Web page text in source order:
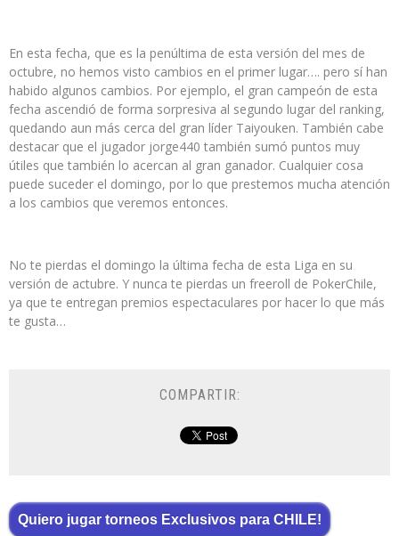
En esta fecha, que es la penúltima de esta versión del mes de
octubre, no hemos visto cambios en el primer lugar…. pero sí han
habido algunos cambios. Por ejemplo, el gran campeón de esta
fecha ascendió de forma sorpresiva al segundo lugar del ranking,
quedando aun más cerca del gran líder Taiyouken. También cabe
destacar que el jugador jorge440 también sumó puntos muy
útiles que también lo acercan al gran ganador. Cualquier cosa
puede suceder el domingo, por lo que prestemos mucha atención
a los cambios que veremos entonces.
No te pierdas el domingo la última fecha de esta Liga en su
versión de actubre. Y nunca te pierdas un freeroll de PokerChile,
ya que te entregan premios espectaculares por hacer lo que más
te gusta…
COMPARTIR:
Quiero jugar torneos Exclusivos para CHILE!